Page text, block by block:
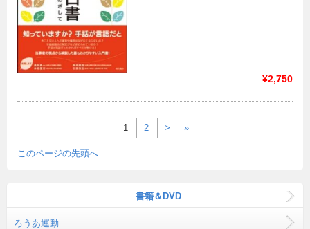
¥2,750
1 2 > »
このページの先頭へ
書籍＆DVD
ろうあ運動